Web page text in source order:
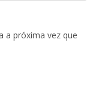
a próxima vez que